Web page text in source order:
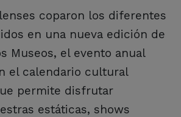
coparon los diferentes
en una nueva edición de
Museos, el evento anual
el calendario cultural
permite disfrutar
estáticas, shows